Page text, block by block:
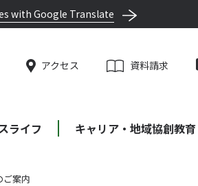
with Google Translate
アクセス 資料請求
ライフ キャリア・地域協創教育
ご案内